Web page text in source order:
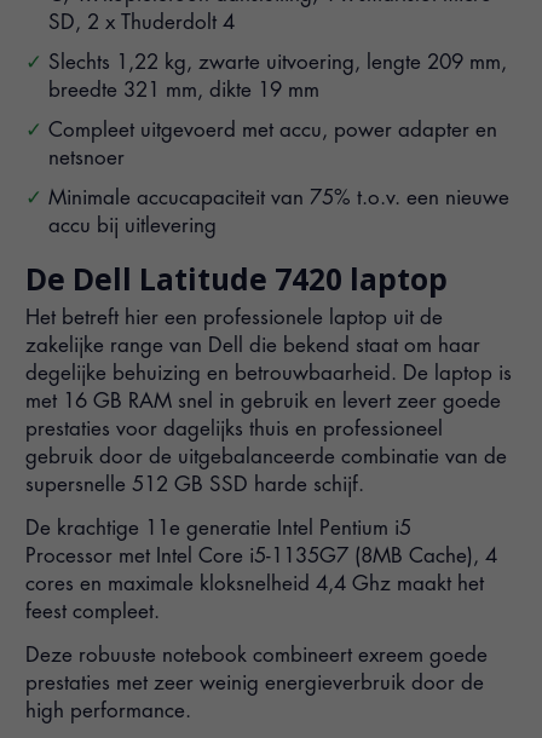
SD, 2 x Thuderdolt 4
Slechts 1,22 kg, zwarte uitvoering, lengte 209 mm,
breedte 321 mm, dikte 19 mm
Compleet uitgevoerd met accu, power adapter en
netsnoer
Minimale accucapaciteit van 75% t.o.v. een nieuwe
accu bij uitlevering
De Dell Latitude 7420 laptop
Het betreft hier een professionele laptop uit de
zakelijke range van Dell die bekend staat om haar
degelijke behuizing en betrouwbaarheid. De laptop is
met 16 GB RAM snel in gebruik en levert zeer goede
prestaties voor dagelijks thuis en professioneel
gebruik door de uitgebalanceerde combinatie van de
supersnelle 512 GB SSD harde schijf.
De krachtige 11e generatie Intel Pentium i5
Processor met Intel Core i5-1135G7 (8MB Cache), 4
cores en maximale kloksnelheid 4,4 Ghz maakt het
feest compleet.
Deze robuuste notebook combineert exreem goede
prestaties met zeer weinig energieverbruik door de
high performance.